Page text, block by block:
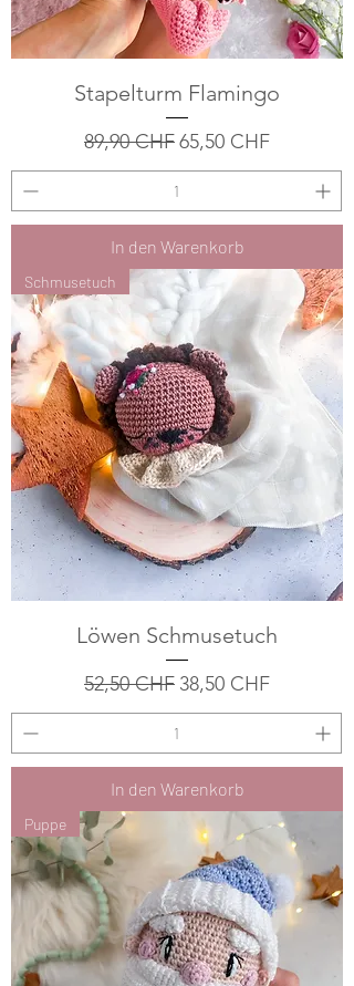
Stapelturm Flamingo
Standardpreis
89,90 CHFSale-Preis
65,50 CHF
In den Warenkorb
Schmusetuch
Löwen Schmusetuch
Standardpreis
52,50 CHF Sale-Preis
38,50 CHF
In den Warenkorb
Puppe